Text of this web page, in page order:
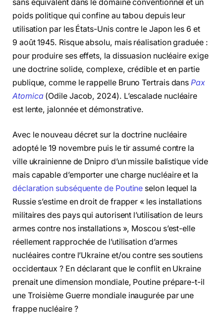
sans équivalent dans le domaine conventionnel et un
poids politique qui confine au tabou depuis leur
utilisation par les États-Unis contre le Japon les 6 et
9 août 1945. Risque absolu, mais réalisation graduée :
pour produire ses effets, la dissuasion nucléaire exige
une doctrine solide, complexe, crédible et en partie
publique, comme le rappelle Bruno Tertrais dans Pax
Atomica(Odile Jacob, 2024). L’escalade nucléaire
est lente, jalonnée et démonstrative.
Avec le nouveau décret sur la doctrine nucléaire
adopté le 19 novembre puis le tir assumé contre la
ville ukrainienne de Dnipro d’un missile balistique vide
mais capable d’emporter une charge nucléaire et la
déclaration subséquente de Poutine selon lequel la
Russie s’estime en droit de frapper « les installations
militaires des pays qui autorisent l’utilisation de leurs
armes contre nos installations », Moscou s’est-elle
réellement rapprochée de l’utilisation d’armes
nucléaires contre l’Ukraine et/ou contre ses soutiens
occidentaux ? En déclarant que le conflit en Ukraine
prenait une dimension mondiale, Poutine prépare-t-il
une Troisième Guerre mondiale inaugurée par une
frappe nucléaire ?